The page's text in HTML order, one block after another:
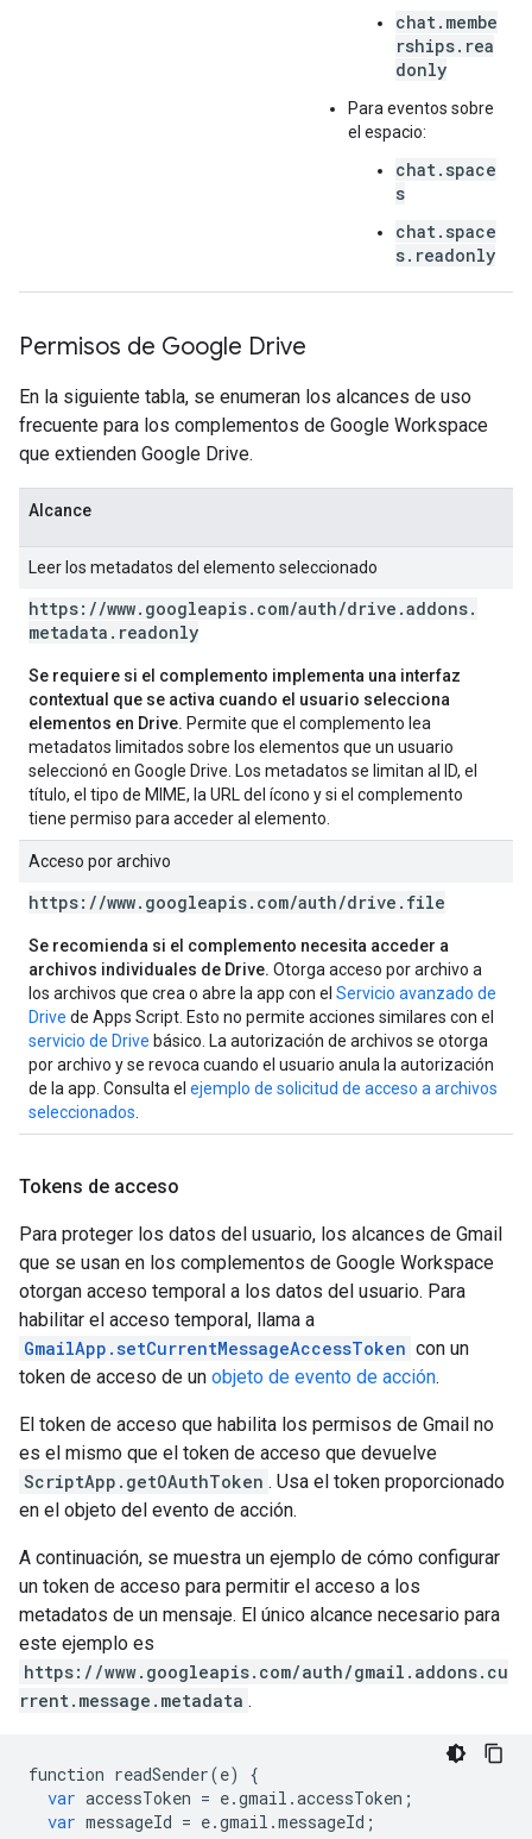
chat.membe
rships.rea
donly
Para eventos sobre
el espacio:
chat.space
s
chat.space
s.readonly
Permisos de Google Drive
En la siguiente tabla, se enumeran los alcances de uso
frecuente para los complementos de Google Workspace
que extienden Google Drive.
Alcance
Leer los metadatos del elemento seleccionado
https: //www. googleapis. com/auth/drive .addons.
metadata . readonly
Se requiere si el complemento implementa una interfaz
contextual que se activa cuando el usuario selecciona
elementos en Drive. Permite que el complemento lea
metadatos limitados sobre los elementos que un usuario
seleccionó en Google Drive. Los metadatos se limitan al ID, el
título, el tipo de MIME, la URL del ícono y si el complemento
tiene permiso para acceder al elemento.
Acceso por archivo
https: //www. googleapis. com/auth/drive . file
Se recomienda si el complemento necesita acceder a
archivos individuales de Drive. Otorga acceso por archivo a
los archivos que crea o abre la app con el Servicio avanzado de
Drive de Apps Script. Esto no permite acciones similares con el
servicio de Drive básico. La autorización de archivos se otorga
por archivo y se revoca cuando el usuario anula la autorización
de la app. Consulta el ejemplo de solicitud de acceso a archivos
seleccionados
Tokens de acceso
Para proteger los datos del usuario, los alcances de Gmail
que se usan en los complementos de Google Workspace
otorgan acceso temporal a los datos del usuario. Para
habilitar el acceso temporal, llama a
GmailApp.setCurrentMessageAccessToken con un
token de acceso de un objeto de evento de acción.
El token de acceso que habilita los permisos de Gmail no
es el mismo que el token de acceso que devuelve
ScriptApp.getOAuthToken . Usa el token proporcionado
en el objeto del evento de acción.
A continuación, se muestra un ejemplo de cómo configurar
un token de acceso para permitir el acceso a los
metadatos de un mensaje. El único alcance necesario para
este ejemplo es
https://www.googleapis.com/auth/gmail.addons.cu
rrent.message.metadata .
function readSender(e)
{
var accessToken = e.gmail .accessToken ;
var messageId = e.gmail .messageId ;